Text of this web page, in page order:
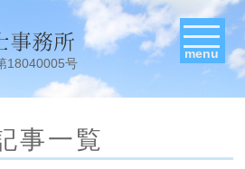
18040005号
menu
事一覧